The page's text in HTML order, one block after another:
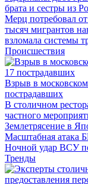
брата и сестры из
Мерц потребовал
тысяч мигрантов
взломала системы
Происшествия
Взрыв в
пострадавших
В столичном
частного
Землетрясение в
Масштабная атака
Ночной удар ВСУ
Тренды